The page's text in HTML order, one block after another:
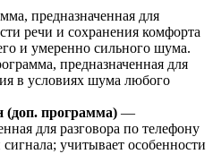
предназначенная для
речи и сохранения комфорта
и умеренно сильного шума.
предназначенная для
в условиях шума любого
(доп. программа) —
для разговора по телефону
учитывает особенности